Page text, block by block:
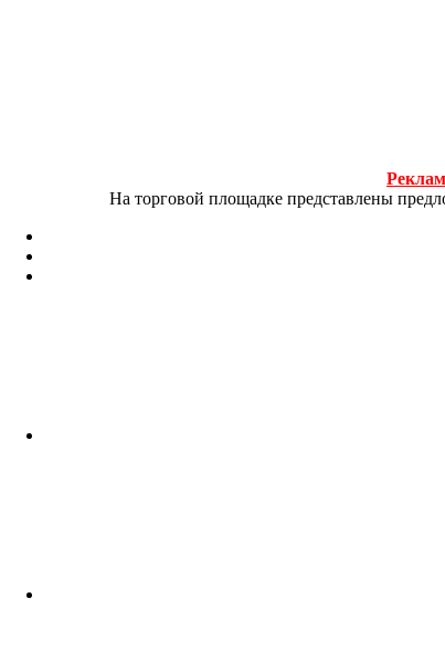
На торговой площадке представлены